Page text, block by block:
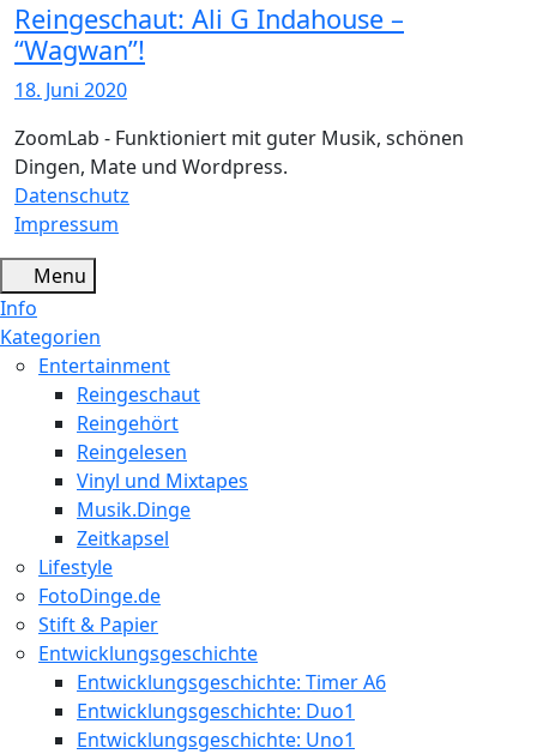
Reingeschaut: Ali G Indahouse –
“Wagwan”!
18. Juni 2020
ZoomLab - Funktioniert mit guter Musik, schönen
Dingen, Mate und Wordpress.
Datenschutz
Impressum
Menu
Info
Kategorien
Entertainment
Reingeschaut
Reingehört
Reingelesen
Vinyl und Mixtapes
Musik.Dinge
Zeitkapsel
Lifestyle
FotoDinge.de
Stift & Papier
Entwicklungsgeschichte
Entwicklungsgeschichte: Timer A6
Entwicklungsgeschichte: Duo1
Entwicklungsgeschichte: Uno1